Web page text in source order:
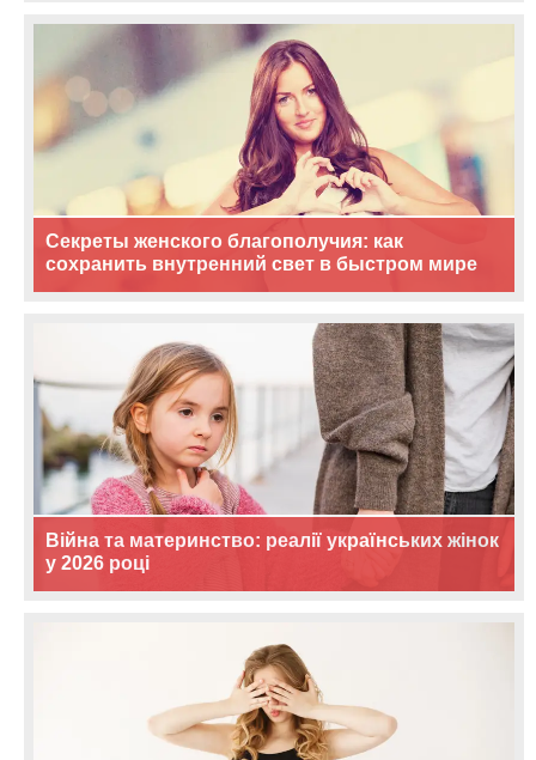
Секреты женского благополучия: как
сохранить внутренний свет в быстром мире
Війна та материнство: реалії українських жінок
у 2026 році